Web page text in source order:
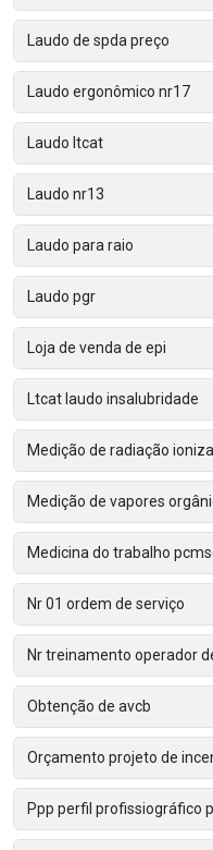
Laudo de spda preço
Laudo ergonômico nr17
Laudo ltcat
Laudo nr13
Laudo para raio
Laudo pgr
Loja de venda de epi
Ltcat laudo insalubridade
Medição de radiação
Medição de vapores
Medicina do trabalho
Nr 01 ordem de serviço
Nr treinamento operador
Obtenção de avcb
Orçamento projeto de
Ppp perfil profissiográfico